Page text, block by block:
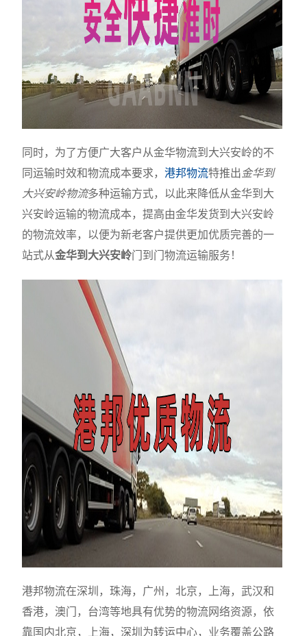
同时，为了方便广大客户从金华物流到大兴安岭的不
同运输时效和物流成本要求，港邦物流特推出 金华到
大兴安岭物流多种运输方式，以此来降低从金华到大
兴安岭运输的物流成本，提高由金华发货到大兴安岭
的物流效率，以便为新老客户提供更加优质完善的一
站式从金华到大兴安岭门到门物流运输服务！
港邦物流在深圳，珠海，广州，北京，上海，武汉和
香港，澳门，台湾等地具有优势的物流网络资源，依
靠国内北京，上海，深圳为转运中心，业务覆盖公路